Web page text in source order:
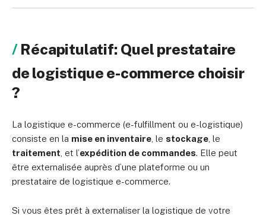
Récapitulatif: Quel prestataire
de logistique e-commerce choisir
?
La logistique e-commerce (e-fulfillment ou e-logistique)
consiste en la mise en inventaire, le stockage, le
traitement, et l’expédition de commandes. Elle peut
être externalisée auprès d’une plateforme ou un
prestataire de logistique e-commerce.
Si vous êtes prêt à externaliser la logistique de votre